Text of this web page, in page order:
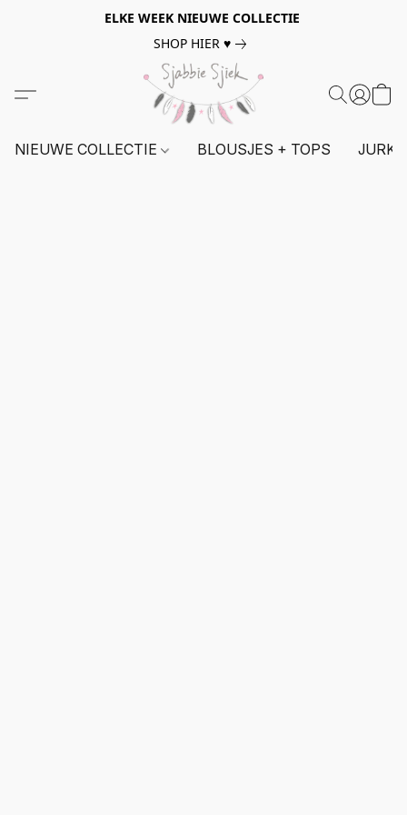
ELKE WEEK NIEUWE COLLECTIE
SHOP HIER ♥
NIEUWE COLLECTIE BLOUSJES + TOPS